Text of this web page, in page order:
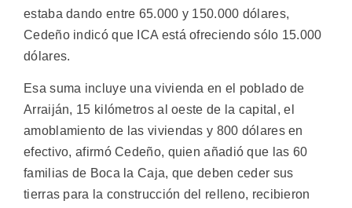
estaba dando entre 65.000 y 150.000 dólares,
Cedeño indicó que ICA está ofreciendo sólo 15.000
dólares.
Esa suma incluye una vivienda en el poblado de
Arraiján, 15 kilómetros al oeste de la capital, el
amoblamiento de las viviendas y 800 dólares en
efectivo, afirmó Cedeño, quien añadió que las 60
familias de Boca la Caja, que deben ceder sus
tierras para la construcción del relleno, recibieron